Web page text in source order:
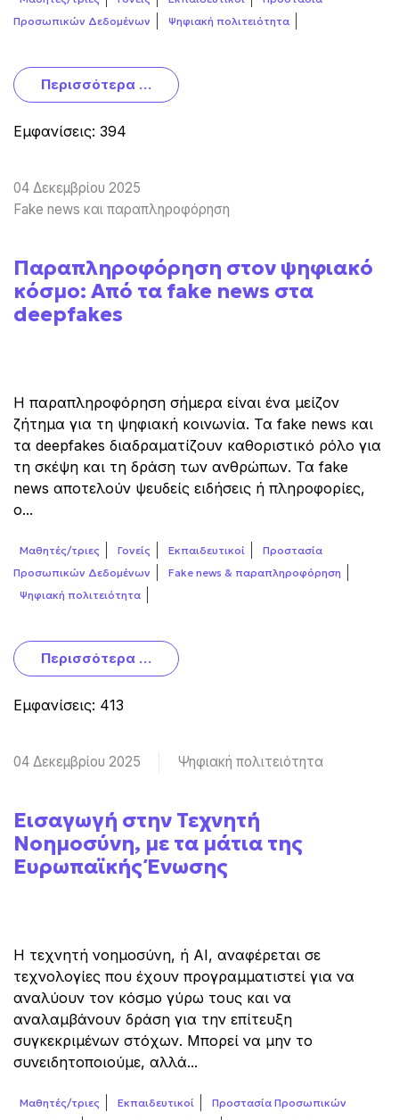
Προσωπικών Δεδομένων
Ψηφιακή πολιτειότητα
Περισσότερα …
Εμφανίσεις: 394
04 Δεκεμβρίου 2025
Fake news και παραπληροφόρηση
Παραπληροφόρηση στον ψηφιακό
κόσμο: Από τα fake news στα
deepfakes
Η παραπληροφόρηση σήμερα είναι ένα μείζον
ζήτημα για τη ψηφιακή κοινωνία. Τα fake news και
τα deepfakes διαδραματίζουν καθοριστικό ρόλο για
τη σκέψη και τη δράση των ανθρώπων. Τα fake
news αποτελούν ψευδείς ειδήσεις ή πληροφορίες,
ο...
Μαθητές/τριες Γονείς Εκπαιδευτικοί
Προστασία
Προσωπικών Δεδομένων
Fake news & παραπληροφόρηση
Ψηφιακή πολιτειότητα
Περισσότερα …
Εμφανίσεις: 413
04 Δεκεμβρίου 2025 Ψηφιακή πολιτειότητα
Εισαγωγή στην Τεχνητή
Νοημοσύνη, με τα μάτια της
Ευρωπαϊκής Ένωσης
Η τεχνητή νοημοσύνη, ή AI, αναφέρεται σε
τεχνολογίες που έχουν προγραμματιστεί για να
αναλύουν τον κόσμο γύρω τους και να
αναλαμβάνουν δράση για την επίτευξη
συγκεκριμένων στόχων. Μπορεί να μην το
συνειδητοποιούμε, αλλά...
Μαθητές/τριες Εκπαιδευτικοί
Προστασία Προσωπικών